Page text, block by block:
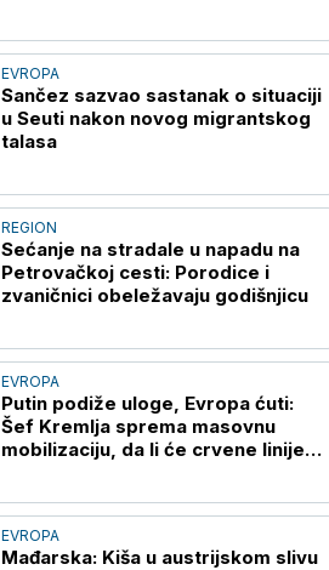
EVROPA
Sančez sazvao sastanak o situaciji
u Seuti nakon novog migrantskog
talasa
REGION
Sećanje na stradale u napadu na
Petrovačkoj cesti: Porodice i
zvaničnici obeležavaju godišnjicu
EVROPA
Putin podiže uloge, Evropa ćuti:
Šef Kremlja sprema masovnu
mobilizaciju, da li će crvene linije
EVROPA
Mađarska: Kiša u austrijskom slivu